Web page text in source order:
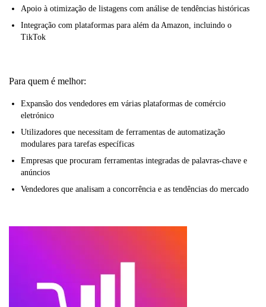
Apoio à otimização de listagens com análise de tendências históricas
Integração com plataformas para além da Amazon, incluindo o
TikTok
Para quem é melhor:
Expansão dos vendedores em várias plataformas de comércio
eletrónico
Utilizadores que necessitam de ferramentas de automatização
modulares para tarefas específicas
Empresas que procuram ferramentas integradas de palavras-chave e
anúncios
Vendedores que analisam a concorrência e as tendências do mercado